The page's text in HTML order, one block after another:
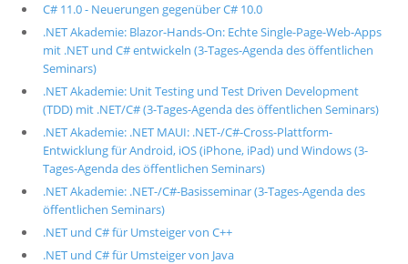
C# 11.0 - Neuerungen gegenüber C# 10.0
.NET Akademie: Blazor-Hands-On: Echte Single-Page-Web-Apps
mit .NET und C# entwickeln (3-Tages-Agenda des öffentlichen
Seminars)
.NET Akademie: Unit Testing und Test Driven Development
(TDD) mit .NET/C# (3-Tages-Agenda des öffentlichen Seminars)
.NET Akademie: .NET MAUI: .NET-/C#-Cross-Plattform-
Entwicklung für Android, iOS (iPhone, iPad) und Windows (3-
Tages-Agenda des öffentlichen Seminars)
.NET Akademie: .NET-/C#-Basisseminar (3-Tages-Agenda des
öffentlichen Seminars)
.NET und C# für Umsteiger von C++
.NET und C# für Umsteiger von Java